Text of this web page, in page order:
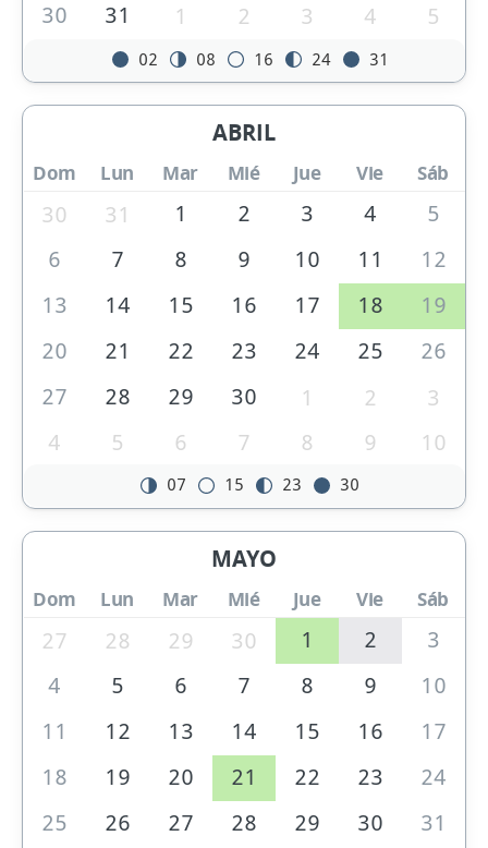
30
31 1 2 3 4 5
02 08 16 24 31
ABRIL
Dom Lun Mar Mié Jue Vie Sáb
30 31 1 2 3 4
5
6
7 8 9 10 11
12
13
14 15 16 17 18
19
20
21 22 23 24 25
26
27
28 29 30 1 2
3
4
5 6 7 8 9 10
07 15 23 30
MAYO
Dom Lun Mar Mié Jue Vie Sáb
27 28 29 30 1 2
3
4
5 6 7 8 9
10
11
12 13 14 15 16
17
18
19 20 21 22 23
24
25
26 27 28 29 30
31